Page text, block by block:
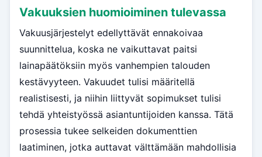
Vakuuksien huomioiminen tulevassa
Vakuusjärjestelyt edellyttävät ennakoivaa
suunnittelua, koska ne vaikuttavat paitsi
lainapäätöksiin myös vanhempien talouden
kestävyyteen. Vakuudet tulisi määritellä
realistisesti, ja niihin liittyvät sopimukset tulisi
tehdä yhteistyössä asiantuntijoiden kanssa. Tätä
prosessia tukee selkeiden dokumenttien
laatiminen, jotka auttavat välttämään mahdollisia